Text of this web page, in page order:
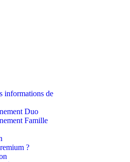
informations de
Duo
Famille
?